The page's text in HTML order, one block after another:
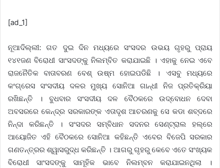
[ad_1]
ନୂଆଦିଲ୍ଲୀ: ଗତ ଦୁଇ ଦିନ ମଧ୍ୟରେ ସଂସଦର ଉଭୟ ଗୃହରୁ ପ୍ରାୟ
୧୪୧ଜଣ ବିରୋଧୀ ସାଂସଦଙ୍କୁ ନିଲମ୍ବିତ କରାଯାଇଛି । ଏହାକୁ ନେଇ ଏବେ
ରାଜନୈତିକ ବାତାବରଣ ବେଶ୍ ଉଷ୍ମ ହୋଇପଡିଛି । ଏସବୁ ମଧ୍ୟରେ
କଂଗ୍ରେସ ସଂସଦୀୟ ଦଳର ମୁଖ୍ୟ ସୋନିଆ ଗାନ୍ଧୀ ନିଜ ପ୍ରତିକ୍ରିୟା
ରଖିଛନ୍ତି । ବୁଧବାର ସଂସଦୀୟ ଦଳ ବୈଠକରେ ଉଦ୍‌ବୋଧନ ଦେବା
ଅବସରରେ କେନ୍ଦ୍ର ସରକାରଙ୍କ ଏତାଦୃଶ ଆଚରଣକୁ ସେ କଡା ଶବ୍ଦରେ
ନିନ୍ଦା କରିଛନ୍ତି । ସଂସଦର ସମ୍ବିଧାନ ସଦନର ସେଣ୍ଟ୍ରାଲ ହଲ୍‌ରେ
ଆୟୋଜିତ ଏହି ବୈଠକରେ ସୋନିଆ କହିଛନ୍ତି ଏବେର ବିଜେପି ସରକାର
ଗଣତନ୍ତ୍ରର ଶ୍ୱାସରୁଦ୍ଧ କରିଛନ୍ତି । ଆଗରୁ ଗୃହରୁ କେବେ ଏତେ ସଂଖ୍ୟକ
ବିରୋଧୀ ସାଂସଦଙ୍କୁ ସାମୂହିକ ଭାବେ ନିଲମ୍ବନ କରାଯାଇନଥିଲା ।